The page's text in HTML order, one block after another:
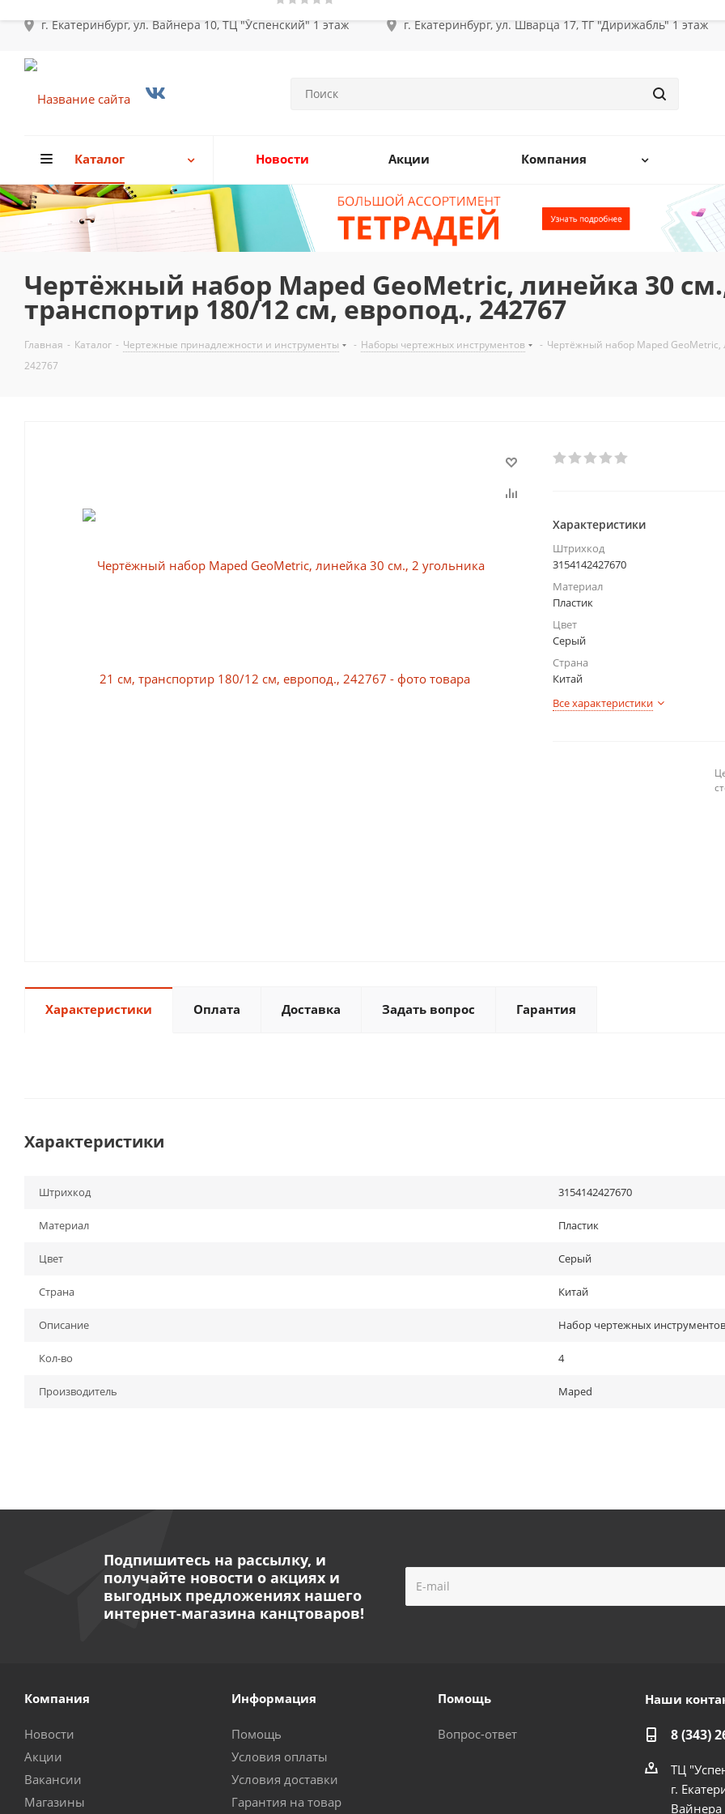
г. Екатеринбург, ул. Вайнера 10, ТЦ "Успенский" 1 этаж г. Екатеринбург, ул. Шварца 17, ТГ "Дирижабль" 1 этаж
Каталог Новости Акции Компания
Чертёжный набор Maped GeoMetric, линейка 30
транспортир 180/12 см, европод., 242767
Главная - Каталог - Чертежные принадлежности и инструменты - Наборы чертежных инструментов - Чертёжный набор Maped GeoMetric,
242767
Характеристики
Штрихкод
3154142427670
Материал
Пластик
Цвет
Серый
Страна
Китай
Все характеристики
Характеристики Оплата Доставка Задать вопрос Гарантия
Характеристики
Штрихкод 3154142427670
Материал Пластик
Цвет Серый
Страна Китай
Описание Набор чертежных инструментов
Кол-во 4
Производитель Maped
Подпишитесь на рассылку, и
получайте новости о акциях и
выгодных предложениях нашего
интернет-магазина канцтоваров!
Компания
Новости
Акции
Вакансии
Магазины
Информация
Помощь
Условия оплаты
Условия доставки
Гарантия на товар
Помощь
Вопрос-ответ
Наши
8 (343)
ТЦ
г.
Вайнера